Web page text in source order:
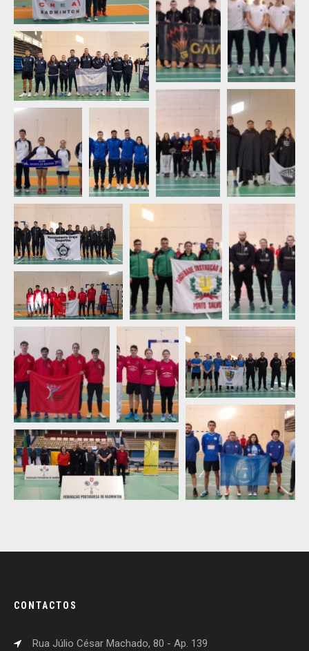
CONTACTOS
Rua Júlio César Machado, 80 - Ap. 139